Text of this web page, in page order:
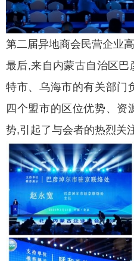
第二届异地商会民营企业
最后,来自内蒙古自治区
特市、乌海市的有关部门
四个盟市的区位优势、资
势,引起了与会者的热烈关